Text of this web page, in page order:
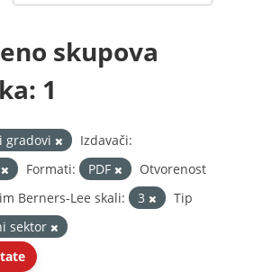
skupova
1
gradovi
Izdavači:
Formati: PDF
Otvorenost
Berners-Lee skali:
3
Tip
sektor